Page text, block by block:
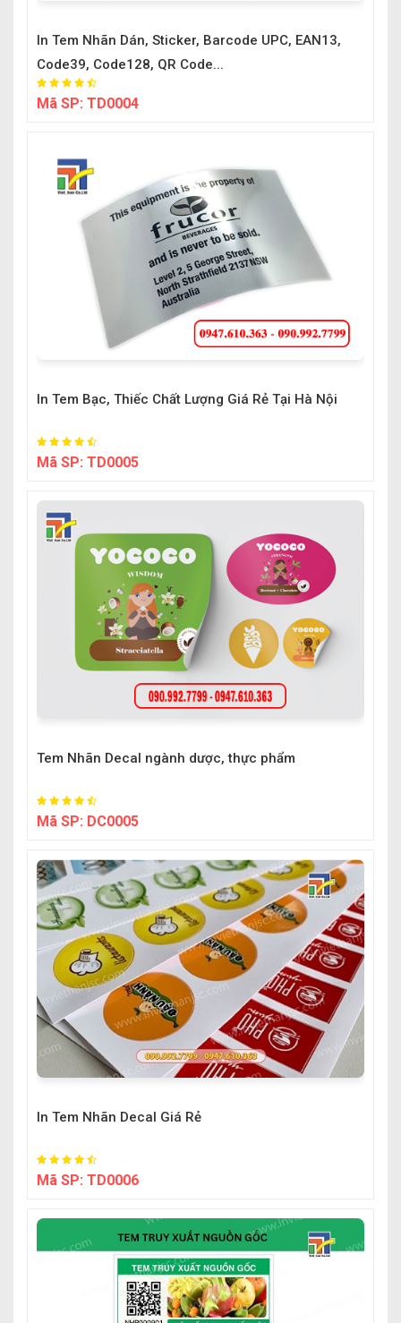
In Tem Nhãn Dán, Sticker, Barcode UPC, EAN13,
Code39, Code128, QR Code...
Mã SP: TD0004
In Tem Bạc, Thiếc Chất Lượng Giá Rẻ Tại Hà Nội
Mã SP: TD0005
Tem Nhãn Decal ngành dược, thực phẩm
Mã SP: DC0005
In Tem Nhãn Decal Giá Rẻ
Mã SP: TD0006